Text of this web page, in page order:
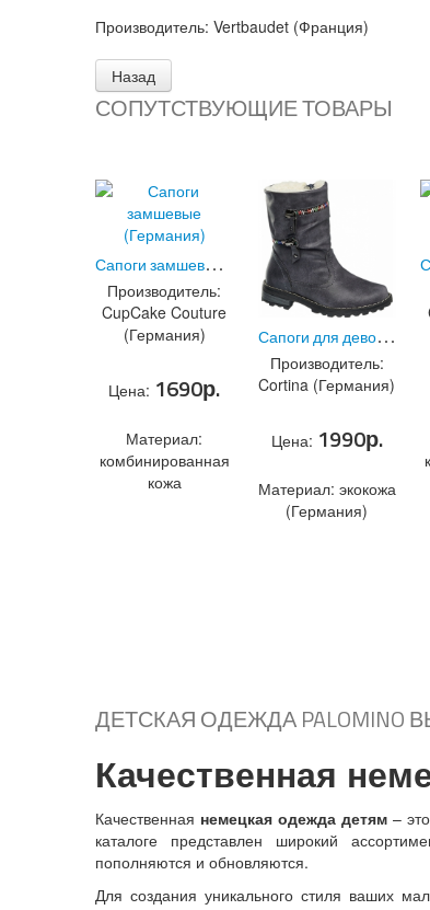
Производитель: Vertbaudet (Франция)
СОПУТСТВУЮЩИЕ ТОВАРЫ
С
апоги замшевые (Германия) (Код:
Производитель:
CupCake Couture
(Германия)
Цена: 1690р.
Материал:
комбинированная
кожа
С
апоги для девочки (Германия)
Производитель:
Cortina (Германия)
Цена: 1990р.
Материал: экокожа
(Германия)
ДЕТСКАЯ ОДЕЖДА PALOMINO
Качественная
Качественная немецкая одежда детям –
каталоге представлен широкий
пополняются и обновляются.
Для создания уникального стиля ваших